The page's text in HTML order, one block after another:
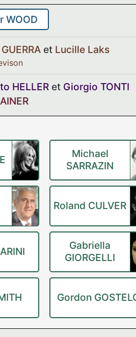
WOOD
et Lucille Laks
HELLER et Giorgio TONTI
Michael
SARRAZIN
Roland CULVER
Gabriella
GIORGELLI
Gordon